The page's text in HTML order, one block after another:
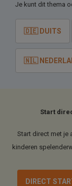
Je kunt dit thema
🇩🇪 DUITS
🇳🇱
Start
Start direct met je
kinderen
DIRECT